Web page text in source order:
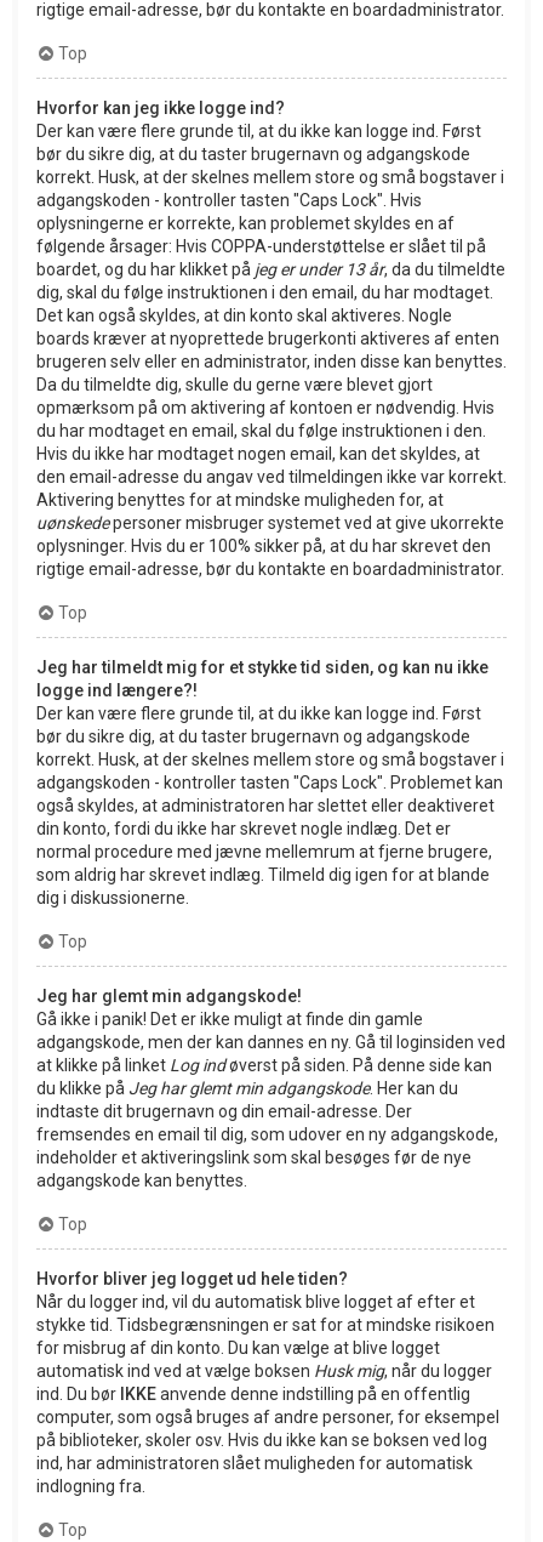
rigtige email-adresse, bør du kontakte en boardadministrator.
Top
Hvorfor kan jeg ikke logge ind?
Der kan være flere grunde til, at du ikke kan logge ind. Først
bør du sikre dig, at du taster brugernavn og adgangskode
korrekt. Husk, at der skelnes mellem store og små bogstaver i
adgangskoden - kontroller tasten "Caps Lock". Hvis
oplysningerne er korrekte, kan problemet skyldes en af
følgende årsager: Hvis COPPA-understøttelse er slået til på
boardet, og du har klikket på jeg er under 13 år, da du tilmeldte
dig, skal du følge instruktionen i den email, du har modtaget.
Det kan også skyldes, at din konto skal aktiveres. Nogle
boards kræver at nyoprettede brugerkonti aktiveres af enten
brugeren selv eller en administrator, inden disse kan benyttes.
Da du tilmeldte dig, skulle du gerne være blevet gjort
opmærksom på om aktivering af kontoen er nødvendig. Hvis
du har modtaget en email, skal du følge instruktionen i den.
Hvis du ikke har modtaget nogen email, kan det skyldes, at
den email-adresse du angav ved tilmeldingen ikke var korrekt.
Aktivering benyttes for at mindske muligheden for, at
uønskedepersoner misbruger systemet ved at give ukorrekte
oplysninger. Hvis du er 100% sikker på, at du har skrevet den
rigtige email-adresse, bør du kontakte en boardadministrator.
Top
Jeg har tilmeldt mig for et stykke tid siden, og kan nu ikke
logge ind længere?!
Der kan være flere grunde til, at du ikke kan logge ind. Først
bør du sikre dig, at du taster brugernavn og adgangskode
korrekt. Husk, at der skelnes mellem store og små bogstaver i
adgangskoden - kontroller tasten "Caps Lock". Problemet kan
også skyldes, at administratoren har slettet eller deaktiveret
din konto, fordi du ikke har skrevet nogle indlæg. Det er
normal procedure med jævne mellemrum at fjerne brugere,
som aldrig har skrevet indlæg. Tilmeld dig igen for at blande
dig i diskussionerne.
Top
Jeg har glemt min adgangskode!
Gå ikke i panik! Det er ikke muligt at finde din gamle
adgangskode, men der kan dannes en ny. Gå til loginsiden ved
at klikke på linket Log indøverst på siden. På denne side kan
du klikke på Jeg har glemt min adgangskode. Her kan du
indtaste dit brugernavn og din email-adresse. Der
fremsendes en email til dig, som udover en ny adgangskode,
indeholder et aktiveringslink som skal besøges før de nye
adgangskode kan benyttes.
Top
Hvorfor bliver jeg logget ud hele tiden?
Når du logger ind, vil du automatisk blive logget af efter et
stykke tid. Tidsbegrænsningen er sat for at mindske risikoen
for misbrug af din konto. Du kan vælge at blive logget
automatisk ind ved at vælge boksen Husk mig, når du logger
ind. Du bør IKKEanvende denne indstilling på en offentlig
computer, som også bruges af andre personer, for eksempel
på biblioteker, skoler osv. Hvis du ikke kan se boksen ved log
ind, har administratoren slået muligheden for automatisk
indlogning fra.
Top